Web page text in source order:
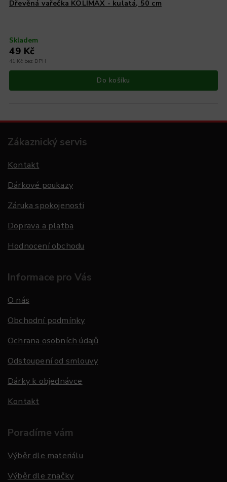
Dřevěná vařečka KOLIMAX - kulatá, 50 cm
Skladem
41 Kč bez DPH
49 Kč
Do košíku
Zákaznický servis
Kontakt
Dárkové poukazy
Záruka spokojenosti
Doprava a platba
Hodnocení obchodu
Informace pro Vás
O nás
Obchodní podmínky
Ochrana osobních údajů
Odstoupení od smlouvy
Dárky k objednávce
Kontakt
Poradíme vám
Výběr dle materiálu
Výběr dle značky